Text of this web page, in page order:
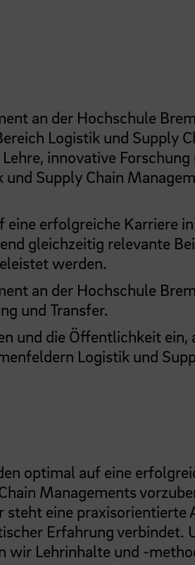
an der Hochschule
Logistik und Supply
innovative Forschung
Supply Chain
eine erfolgreiche Karriere
gleichzeitig relevante
werden.
an der Hochschule
und Transfer.
und die Öffentlichkeit ein,
Logistik und
optimal auf eine
Managements
eine praxisorientierte
Erfahrung verbindet.
wir Lehrinhalte und -